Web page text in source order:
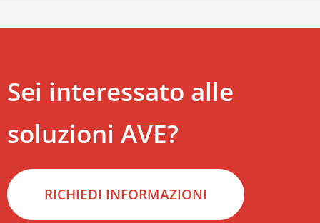
Sei interessato alle
soluzioni AVE?
RICHIEDI INFORMAZIONI